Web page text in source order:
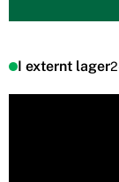
I externt lager